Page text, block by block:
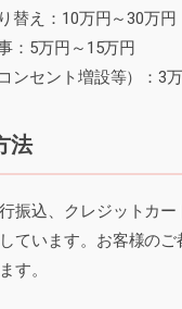
替え：10万円～30万円
：5万円～15万円
ンセント増設等）：3
法
振込、クレジットカ
ています。お客様の
す。